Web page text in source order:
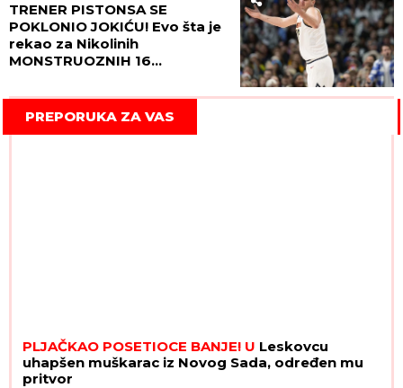
TRENER PISTONSA SE
POKLONIO JOKIĆU! Evo šta je
rekao za Nikolinih
MONSTRUOZNIH 16
ispisana!
PREPORUKA ZA VAS
PLJAČKAO POSETIOCE BANJE! U Leskovcu
uhapšen muškarac iz Novog Sada, određen mu
pritvor